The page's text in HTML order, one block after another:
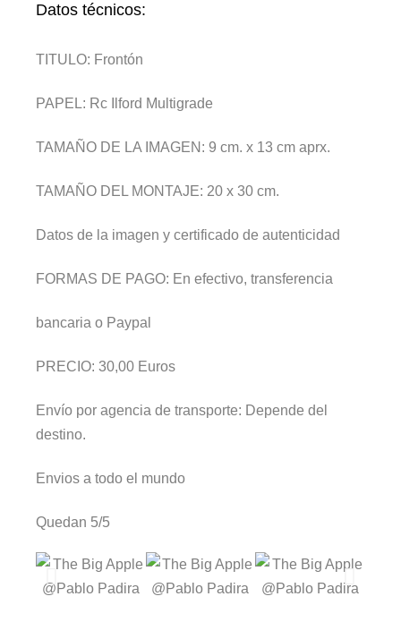
Datos técnicos:
TITULO: Frontón
PAPEL: Rc Ilford Multigrade
TAMAÑO DE LA IMAGEN: 9 cm. x 13 cm aprx.
TAMAÑO DEL MONTAJE: 20 x 30 cm.
Datos de la imagen y certificado de autenticidad
FORMAS DE PAGO: En efectivo, transferencia
bancaria o Paypal
PRECIO: 30,00 Euros
Envío por agencia de transporte: Depende del
destino.
Envios a todo el mundo
Quedan 5/5